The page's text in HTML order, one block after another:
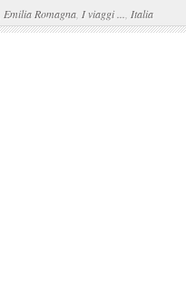
Emilia Romagna I viaggi ... Italia